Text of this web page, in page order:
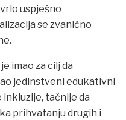
uspješno
se zvanično
imao za cilj da
jedinstveni edukativni
tačnije da
prihvatanju drugih i